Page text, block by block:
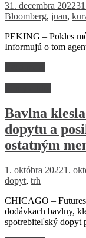
31. decembra 2022
Bloomberg, juan,
PEKING – Pokles
Informujú o tom
Bavlna
dopytu a
ostatným
1. októbra 20221.
dopyt, trh
CHICAGO –
dodávkach bavlny,
spotrebiteľský dopyt